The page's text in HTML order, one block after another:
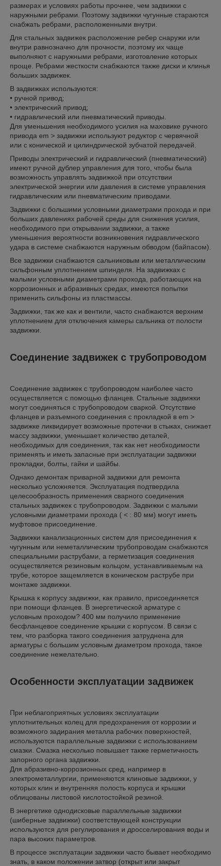
размерах и условиях работы прочнее, чем задвижки с
наружными ребрами. Поэтому задвижки чугунные стараются
снабжать ребрами, расположенными внутри.
Для стальных задвижек расположение ребер снаружи или
внутри равнозначно для прочности, поэтому их чаще
выполняют с наружными ребрами, изготовление которых
проще. Ребрами жесткости снабжаются также диски и клинья
больших задвижек.
В задвижках используются:
• ручной привод;
• электрический привод;
• гидравлический или пневматический приводы.
Для уменьшения необходимого усилия на маховике ручного
привода em > задвижки используют редуктор с червячной
или с конической и цилиндрической зубчатой передачей.
Приводы электрический и гидравлический (пневматический)
имеют ручной дублер управления для того, чтобы была
возможность управлять задвижкой при отсутствии
электрической энергии или давления в системе управления
гидравлическим или пневматическим приводами.
Задвижки с большими условными диаметрами прохода и при
больших давлениях рабочей среды для снижения усилия,
необходимого при открывании задвижки, а также
уменьшения вероятности возникновения гидравлического
удара в системе снабжаются наружным обводом (байпасом).
Все задвижки снабжаются сальниковым или металлическим
сильфонным уплотнением шпинделя. На задвижках с
малыми условными диаметрами прохода, работающих на
коррозионных и абразивных средах, имеются попытки
применить сильфоны из пластмассы.
Задвижки, так же как и вентили, часто снабжаются верхним
уплотнением для отключения камеры сальника от полости
задвижки.
Соединение задвижек с трубопроводом
Соединение задвижек с трубопроводом наиболее часто
осуществляется с помощью фланцев. Стальные задвижки
могут соединяться с трубопроводом сваркой. Отсутствие
фланцев и разъемного соединения с прокладкой в em >
задвижке ликвидирует возможные протечки в стыках, снижает
массу задвижки, уменьшает количество деталей,
необходимых для соединения, так как нет необходимости
применять и иметь запасные при эксплуатации задвижки
прокладки, болты, гайки и шайбы.
Однако демонтаж приварной задвижки для ремонта
несколько усложняется. Эксплуатация подтвердила
целесообразность применения сварного соединения
стальных задвижек с трубопроводом. Задвижки с малыми
условными диаметрами прохода ( < : 80 мм) могут иметь
муфтовое присоединение.
Задвижки канализационных систем для присоединения к
чугунным или неметаллическим трубопроводам снабжаются
специальными раструбами, а герметизация соединения
осуществляется резиновым кольцом, устанавливаемым на
трубе, которое защемляется в коническом раструбе при
монтаже задвижки.
Крышка к корпусу задвижки, как правило, присоединяется
при помощи фланцев. В энергетической арматуре с
условным проходом? 400 мм получило применение
бесфланцевое соединение крышки с корпусом. В связи с
тем, что разборка такого соединения затруднена для
арматуры с большим условным диаметром прохода, такое
соединение нежелательно.
Особенности эксплуатации задвижек
При неблагоприятных условиях эксплуатации
уплотнительных колец для предохранения от коррозии и
возможного задирания металла рабочих поверхностей,
используются параллельные задвижки с использованием
смазки. Смазка несколько повышает также герметичность
запорного органа задвижки.
Для абразивно-коррозионных сред, например в
электрометаллургии, применяются клиновые задвижки, у
которых клин и внутренняя полость корпуса и крышки
облицованы листовой кислотостойкой резиной.
В энергетике однодисковые параллельные задвижки
(шиберные задвижки) соответствующей конструкции
используются для регулирования и дросселирования воды и
пара высоких параметров.
В процессе эксплуатации задвижки часто бывает необходимо
знать, в каком положении затвор (открыт или закрыт